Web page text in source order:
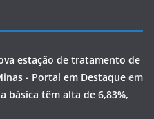
estação de tratamento de
- Portal em Destaque em
básica têm alta de 6,83%,